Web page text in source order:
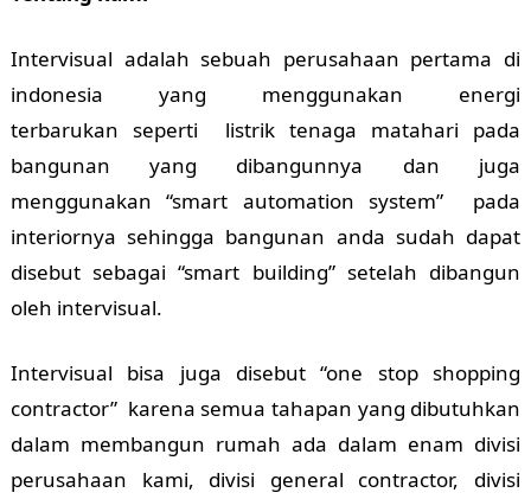
Intervisual adalah sebuah perusahaan pertama di
indonesia yang menggunakan energi
terbarukan seperti listrik tenaga matahari pada
bangunan yang dibangunnya dan juga
menggunakan “smart automation system” pada
interiornya sehingga bangunan anda sudah dapat
disebut sebagai “smart building” setelah dibangun
oleh intervisual.
Intervisual bisa juga disebut “one stop shopping
contractor” karena semua tahapan yang dibutuhkan
dalam membangun rumah ada dalam enam divisi
perusahaan kami, divisi general contractor, divisi